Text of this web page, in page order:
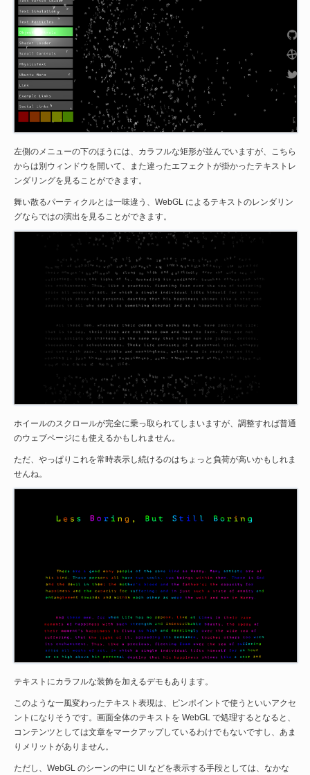
左側のメニューの下のほうには、カラフルな矩形が並んでいますが、こちら
からは別ウィンドウを開いて、また違ったエフェクトが掛かったテキストレ
ンダリングを見ることができます。
舞い散るパーティクルとは一味違う、WebGL によるテキストのレンダリン
グならではの演出を見ることができます。
ホイールのスクロールが完全に乗っ取られてしまいますが、調整すれば普通
のウェブページにも使えるかもしれません。
ただ、やっぱりこれを常時表示し続けるのはちょっと負荷が高いかもしれま
せんね。
テキストにカラフルな装飾を加えるデモもあります。
このような一風変わったテキスト表現は、ピンポイントで使うといいアクセ
ントになりそうです。画面全体のテキストを WebGL で処理するとなると、
コンテンツとしては文章をマークアップしているわけでもないですし、あま
りメリットがありません。
ただし、WebGL のシーンの中に UI などを表示する手段としては、なかな